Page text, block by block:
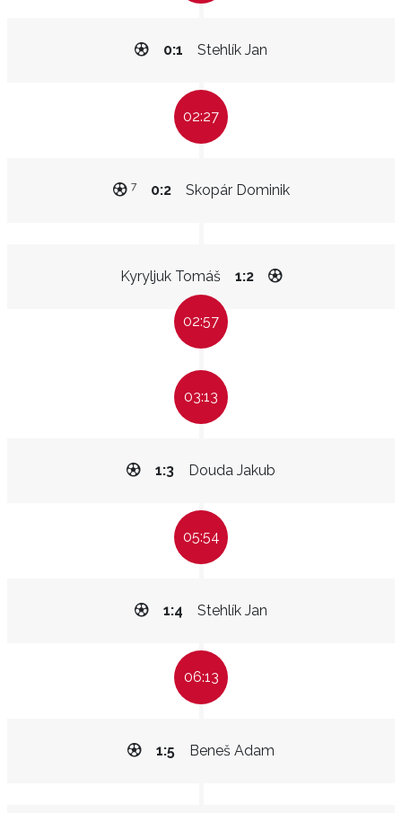
Stehlík Jan
0:1
02:27
Skopár Dominik
0:2
7
Kyryljuk Tomáš 1:2
02:57
03:13
Douda Jakub
1:3
05:54
Stehlík Jan
1:4
06:13
Beneš Adam
1:5